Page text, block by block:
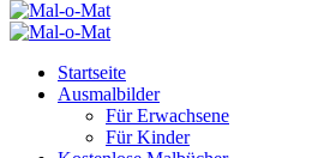
Startseite
Ausmalbilder
Für Erwachsene
Für Kinder